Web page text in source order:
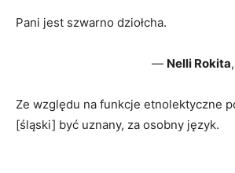
Pani jest szwarno dziołcha.
— Nelli Rokita
Ze względu na funkcje etnolektyczne
[śląski] być uznany, za osobny język.